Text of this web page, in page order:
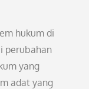
hukum di
perubahan
yang
adat yang